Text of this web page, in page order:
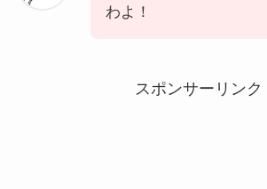
わよ！
スポンサーリンク